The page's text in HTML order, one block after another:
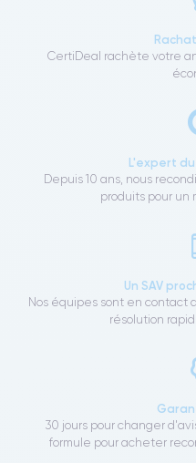
CertiDeal rachète votre
L'expert
Depuis 10 ans, nous
produits pour un
Un SAV
Nos équipes sont en
résolution
30 jours pour changer
formule pour acheter